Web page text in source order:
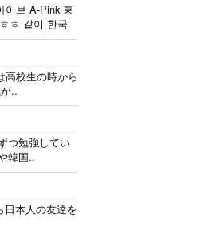
이브 A-Pink 東
ㅎ 같이 한국
高校生の時から
..
つ勉強してい
韓国..
日本人の友達を